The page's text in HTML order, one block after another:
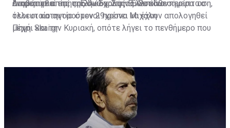
ενημερωθεί επί της δικογραφίας. Σε κάθε περίπτωση,
όλοι οι κατηγορούμενοι πρέπει να έχουν απολογηθεί
μέχρι και την Κυριακή, οπότε λήγει το πενθήμερο που
δικαστήρια της πρώην Σχολής Ευελπίδων.
Διαβάστε επίσης:Ελλάδα: Στην Ελευσίνα σήμερα το
τελευταίο αντίο στον 29χρονο Μιχάλη
Πηγή: Skai.gr